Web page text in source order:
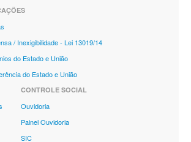
/ Inexigibilidade - Lei 13019/14
do Estado e União
do Estado e União
CONTROLE SOCIAL
Ouvidoria
Painel Ouvidoria
SIC